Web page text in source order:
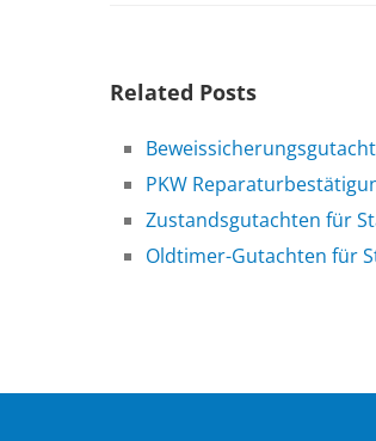
Related Posts
PKW
Zustandsgutachten für
Oldtimer-Gutachten für